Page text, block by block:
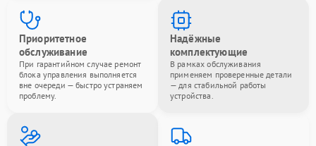
Приоритетное
обслуживание
При гарантийном случае ремонт
блока управления выполняется
вне очереди — быстро устраняем
проблему.
Надёжные
комплектующие
В рамках обслуживания
применяем проверенные детали
— для стабильной работы
устройства.